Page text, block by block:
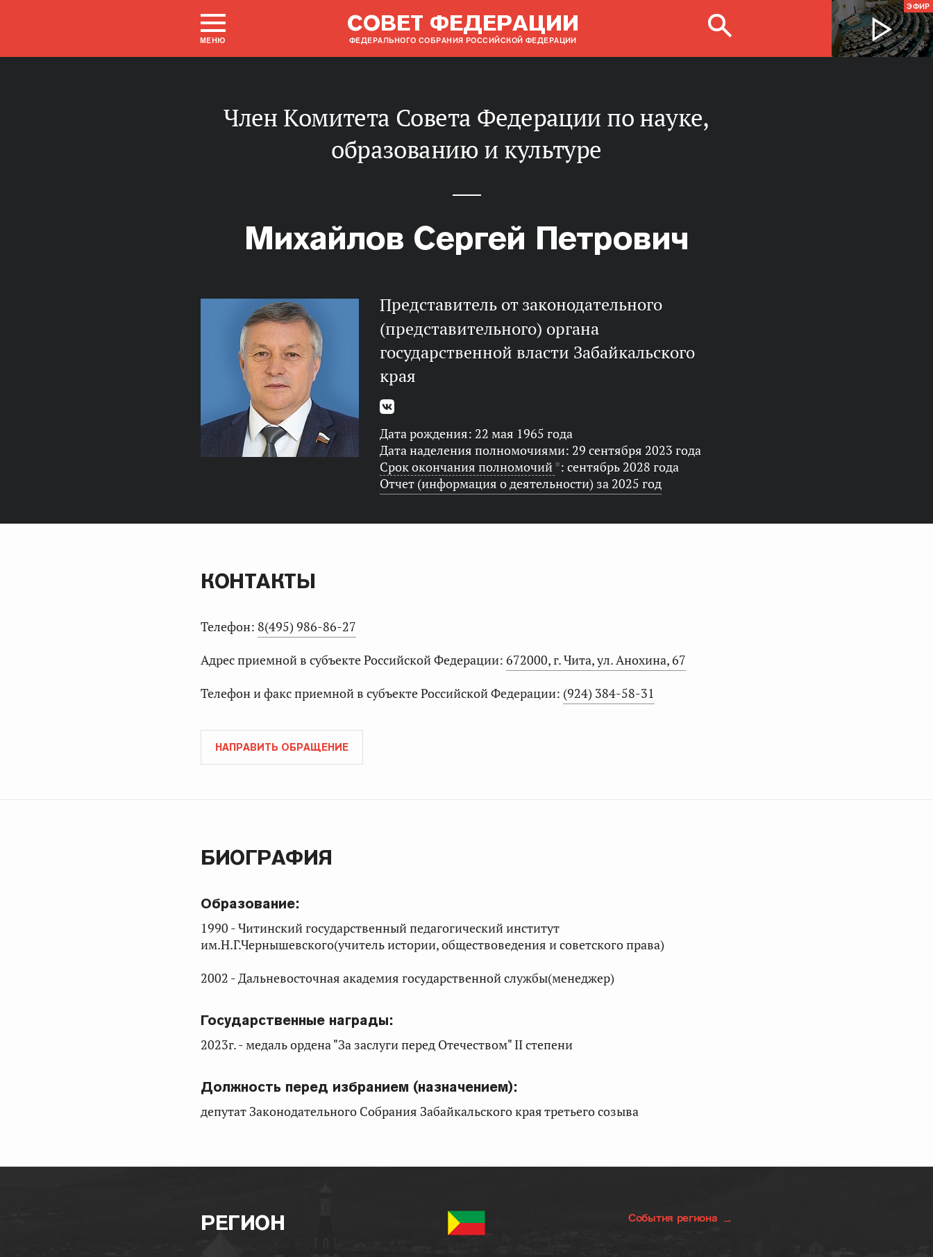
МЕНЮ
СОВЕТ ФЕДЕРАЦИИ
ФЕДЕРАЛЬНОГО СОБРАНИЯ РОССИЙСКОЙ ФЕДЕРАЦИИ
ЭФИР
Член Комитета Совета Федерации по науке,
образованию и культуре
Михайлов Сергей Петрович
представитель от законодательного
(представительного) органа
государственной власти Забайкальского
края
Дата рождения: 22 мая 1965 года
Дата наделения полномочиями: 29 сентября 2023 года
Срок окончания полномочий*: сентябрь 2028 года
Отчет (информация о деятельности) за 2025 год
КОНТАКТЫ
Телефон: 8(495) 986-86-27
Адрес приемной в субъекте Российской Федерации: 672000, г. Чита, ул. Анохина, 67
Телефон и факс приемной в субъекте Российской Федерации: (924) 384-58-31
НАПРАВИТЬ ОБРАЩЕНИЕ
БИОГРАФИЯ
Образование:
1990 - Читинский государственный педагогический институт
им.Н.Г.Чернышевского(учитель истории, обществоведения и советского права)
2002 - Дальневосточная академия государственной службы(менеджер)
Государственные награды:
2023г. - медаль ордена "За заслуги перед Отечеством" II степени
Должность перед избранием (назначением):
депутат Законодательного Собрания Забайкальского края третьего созыва
РЕГИОН События региона